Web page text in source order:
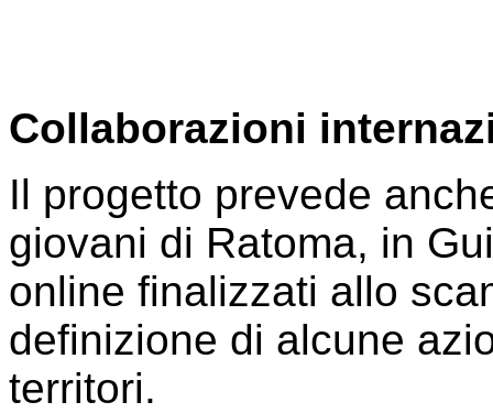
Collaborazioni
Il progetto prevede
giovani di Ratoma, in
online finalizzati allo
definizione di alcune
territori.